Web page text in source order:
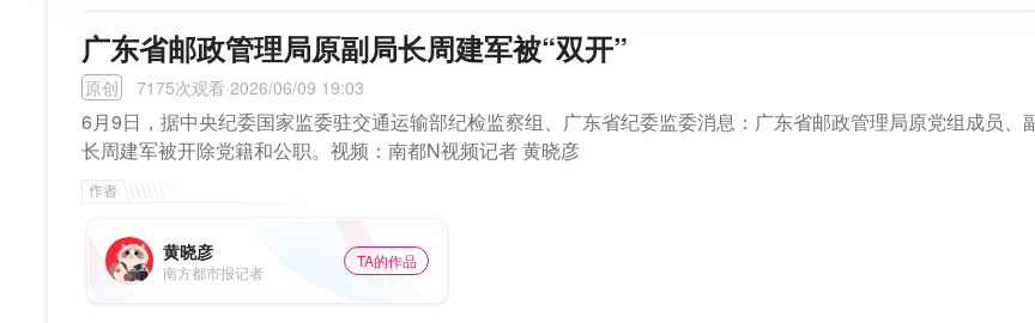
广东省邮政管理局原副局长周建军被“双开”
原创 7175次观看·2026/06/09 19:03
6月9日，据中央纪委国家监委驻交通运输部纪检监察组、广东省纪委监委消息：广东省邮政管理局原党组成员、
长周建军被开除党籍和公职。视频：南都N视频记者 黄晓彦
黄晓彦
南方都市报记者
TA的作品